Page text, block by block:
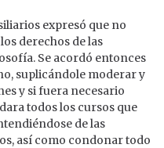
expresó que no
derechos de las
Se acordó entonces
suplicándole moderar y
y si fuera necesario
todos los cursos que
de las
así como condonar todo